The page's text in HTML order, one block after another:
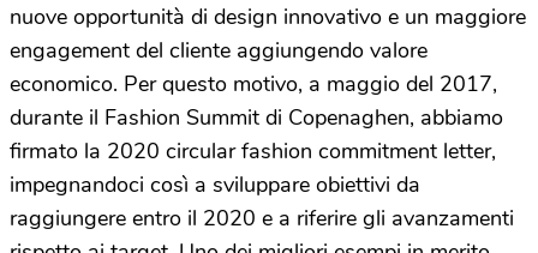
nuove opportunità di design innovativo e un maggiore
engagement del cliente aggiungendo valore
economico. Per questo motivo, a maggio del 2017,
durante il Fashion Summit di Copenaghen, abbiamo
firmato la 2020 circular fashion commitment letter,
impegnandoci così a sviluppare obiettivi da
raggiungere entro il 2020 e a riferire gli avanzamenti